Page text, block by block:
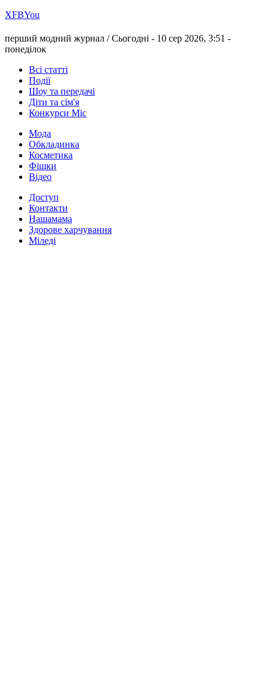
ХFBYou
перший модний журнал /Сьогодні - 10 сер 2026, 3:51 -
понеділок
Всі статті
Події
Шоу та передачі
Діти та сім'я
Конкурси Міс
Мода
Обкладинка
Косметика
Фішки
Відео
Доступ
Контакти
Нашамама
Здорове харчування
Міледі